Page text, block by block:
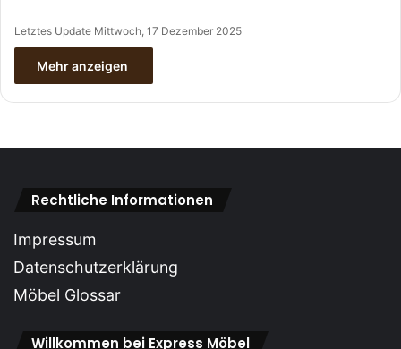
Letztes Update Mittwoch, 17 Dezember 2025
Mehr anzeigen
Rechtliche Informationen
Impressum
Datenschutzerklärung
Möbel Glossar
Willkommen bei Express Möbel